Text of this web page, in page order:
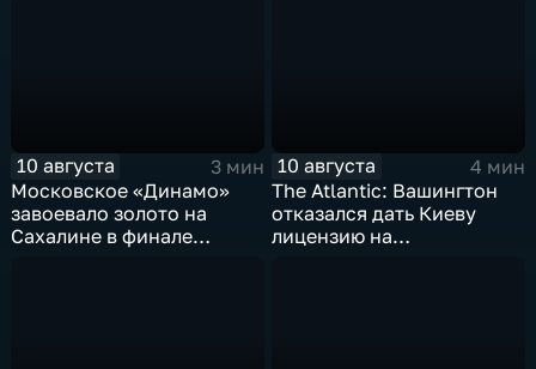
10 августа
3 мин
Московское «Динамо»
завоевало золото на
Сахалине в финале
10 августа
4 мин
The Atlantic: Вашингтон
отказался дать Киеву
лицензию на